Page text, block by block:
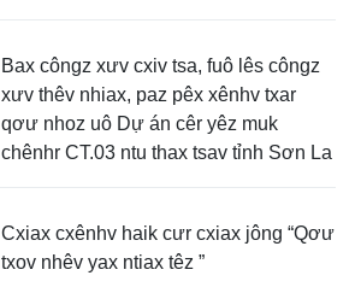
Bax côngz xưv cxiv tsa, fuô lês côngz
xưv thêv nhiax, paz pêx xênhv txar
qơư nhoz uô Dự án cêr yêz muk
chênhr CT.03 ntu thax tsav tỉnh Sơn La
Cxiax cxênhv haik cưr cxiax jông “Qơư
txov nhêv yax ntiax têz ”